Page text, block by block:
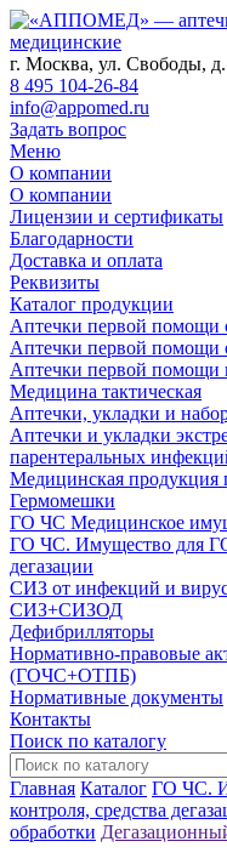
г. Москва, ул. Свободы,
8 495 104-26-84
info@appomed.ru
Задать вопрос
Меню
О компании
О компании
Лицензии и сертификаты
Благодарности
Доставка и оплата
Реквизиты
Каталог продукции
Аптечки первой помощи
Аптечки первой помощи
Аптечки первой помощи
Медицина тактическая
Аптечки, укладки и
Аптечки и укладки
парентеральных
Медицинская продукция
Гермомешки
ГО ЧС Медицинское
ГО ЧС. Имущество для
дегазации
СИЗ от инфекций и
СИЗ+СИЗОД
Дефибрилляторы
Нормативно-правовые
(ГОЧС+ОТПБ)
Нормативные документы
Контакты
Поиск по каталогу
Главная Каталог ГО ЧС.
контроля, средства
обработки